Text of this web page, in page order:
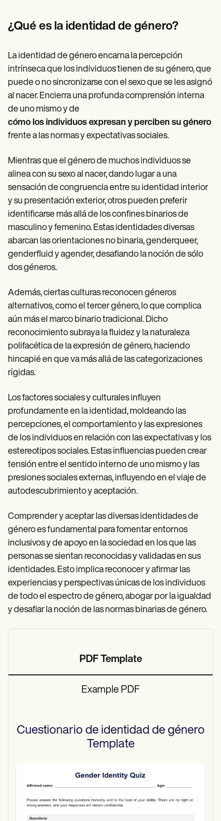
Demos
Training Hub
Become a Partner
Pricing
Why Carepatron?
Get started
¿Qué es la identidad de género?
La identidad de género encarna la percepción
intrínseca que los individuos tienen de su género, que
puede o no sincronizarse con el sexo que se les asignó
al nacer. Encierra una profunda comprensión interna
de uno mismo y de
cómo los individuos expresan y perciben su género
frente a las normas y expectativas sociales.
Mientras que el género de muchos individuos se
alinea con su sexo al nacer, dando lugar a una
sensación de congruencia entre su identidad interior
y su presentación exterior, otros pueden preferir
identificarse más allá de los confines binarios de
masculino y femenino. Estas identidades diversas
abarcan las orientaciones no binaria, genderqueer,
genderfluid y agender, desafiando la noción de sólo
dos géneros.
Además, ciertas culturas reconocen géneros
alternativos, como el tercer género, lo que complica
aún más el marco binario tradicional. Dicho
reconocimiento subraya la fluidez y la naturaleza
polifacética de la expresión de género, haciendo
hincapié en que va más allá de las categorizaciones
rígidas.
Los factores sociales y culturales influyen
profundamente en la identidad, moldeando las
percepciones, el comportamiento y las expresiones
de los individuos en relación con las expectativas y los
estereotipos sociales. Estas influencias pueden crear
tensión entre el sentido interno de uno mismo y las
presiones sociales externas, influyendo en el viaje de
autodescubrimiento y aceptación.
Comprender y aceptar las diversas identidades de
género es fundamental para fomentar entornos
inclusivos y de apoyo en la sociedad en los que las
personas se sientan reconocidas y validadas en sus
identidades. Esto implica reconocer y afirmar las
experiencias y perspectivas únicas de los individuos
de todo el espectro de género, abogar por la igualdad
y desafiar la noción de las normas binarias de género.
PDF Template
Example PDF
Cuestionario de identidad de género
Template